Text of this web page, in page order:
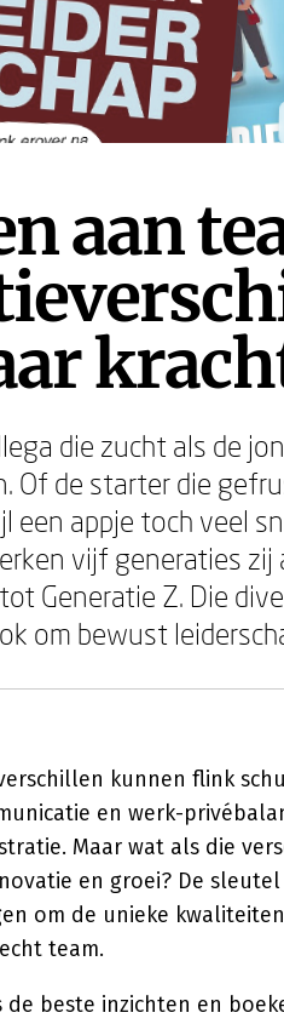
aan
die zucht als de
Of de starter die
appje toch veel
vijf generaties zij
Generatie Z. Die
om bewust
kunnen flink
en werk-
Maar wat als die
en groei? De
om de unieke
team.
beste inzichten en